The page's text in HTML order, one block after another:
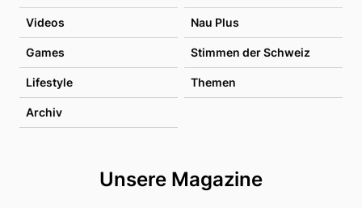
Videos Nau Plus
Games Stimmen der Schweiz
Lifestyle Themen
Archiv
Unsere Magazine